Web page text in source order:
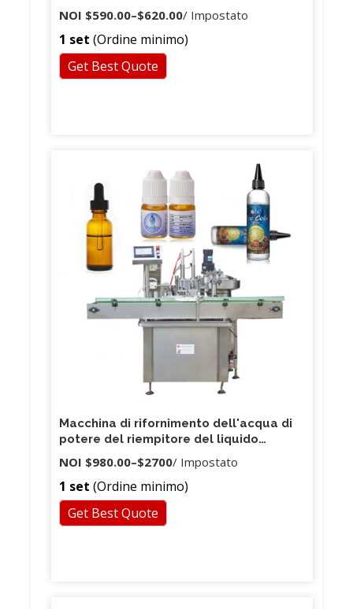
elettrico Pompa di liquido per il succo
di olio essenziale Riempitrice
NOI $590.00–$620.00/ Impostato
1 set (Ordine minimo)
Get Best Quote
Macchina di rifornimento dell'acqua di
potere del riempitore del liquido
dell'olio del profumo fragrante di vuoto
semi-automatico di 4 teste di controllo
di SpA
NOI $980.00–$2700/ Impostato
1 set (Ordine minimo)
Get Best Quote